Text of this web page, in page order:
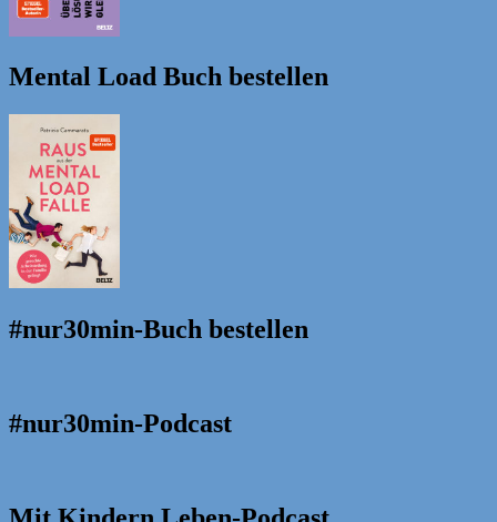
Mental Load Buch bestellen
#nur30min-Buch bestellen
#nur30min-Podcast